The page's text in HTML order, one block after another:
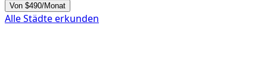
Von $490/Monat
Alle Städte erkunden